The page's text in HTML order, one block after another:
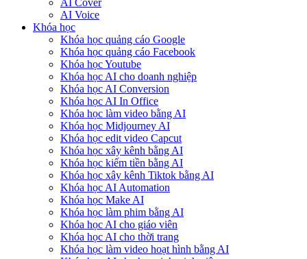
AI Cover
AI Voice
Khóa học
Khóa học quảng cáo Google
Khóa học quảng cáo Facebook
Khóa học Youtube
Khóa học AI cho doanh nghiệp
Khóa học AI Conversion
Khóa học AI In Office
Khóa học làm video bằng AI
Khóa học Midjourney AI
Khóa học edit video Capcut
Khóa học xây kênh bằng AI
Khóa học kiếm tiền bằng AI
Khóa học xây kênh Tiktok bằng AI
Khóa học AI Automation
Khóa học Make AI
Khóa học làm phim bằng AI
Khóa học AI cho giáo viên
Khóa học AI cho thời trang
Khóa học làm video hoạt hình bằng AI